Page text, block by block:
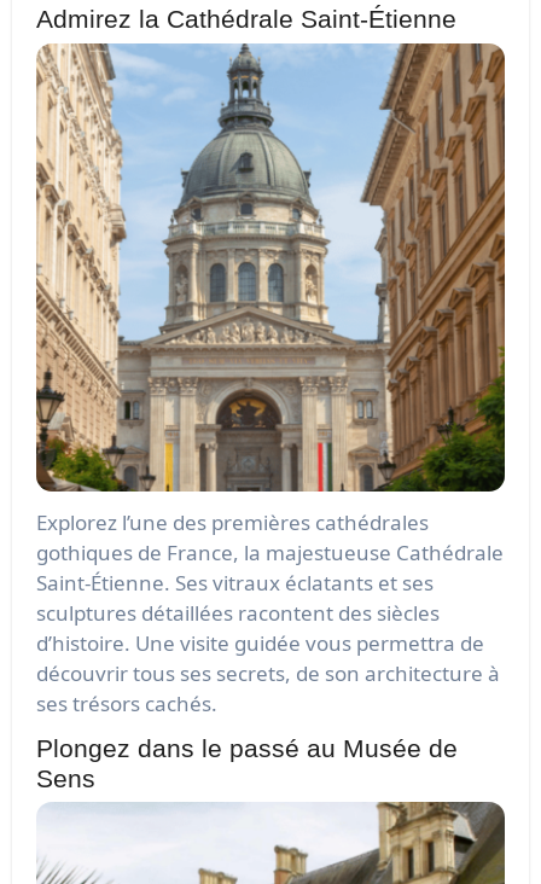
Admirez la Cathédrale Saint-Étienne
Explorez l’une des premières cathédrales
gothiques de France, la majestueuse Cathédrale
Saint-Étienne. Ses vitraux éclatants et ses
sculptures détaillées racontent des siècles
d’histoire. Une visite guidée vous permettra de
découvrir tous ses secrets, de son architecture à
ses trésors cachés.
Plongez dans le passé au Musée de
Sens